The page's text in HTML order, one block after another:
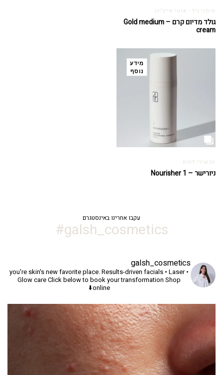
סימני גיל - אנטי אייג'ינג
גולד מדיום קרם – Gold medium
cream
מידע
נוסף
תכשירי לחות
ניורישר – Nourisher 1
עקבו אחרינו באינסטגרם
galsh_cosmetics#
galsh_cosmetics
you're skin's new favorite place.Results-driven facials • Laser •
Glow careClick below to book your transformation Shop
online⬇️